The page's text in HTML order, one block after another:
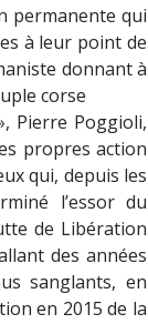
Pierre Poggioli,
propres action
qui, depuis les
l’essor du
de Libération
des années
sanglants, en
en 2015 de la
ouvrages à
écrit d’une lutte
nationalise